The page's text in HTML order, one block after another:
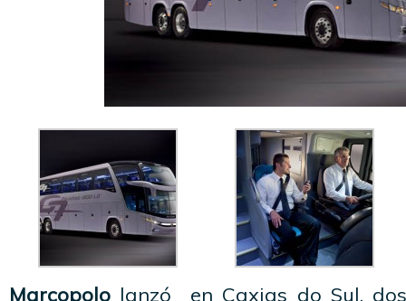
Marcopolo lanzó en Caxias do Sul,